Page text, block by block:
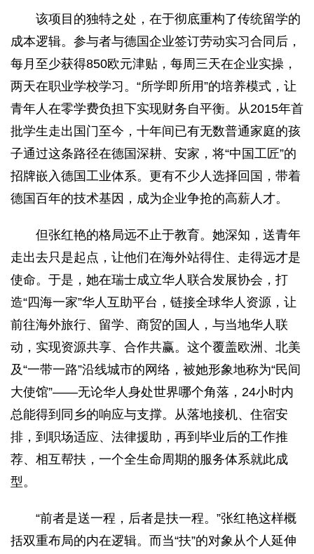
该项目的独特之处，在于彻底重构了传统留学的
成本逻辑。参与者与德国企业签订劳动实习合同后，
每月至少获得850欧元津贴，每周三天在企业实操，
两天在职业学校学习。“所学即所用”的培养模式，让
青年人在零学费负担下实现财务自平衡。从2015年首
批学生走出国门至今，十年间已有无数普通家庭的孩
子通过这条路径在德国深耕、安家，将“中国工匠”的
招牌嵌入德国工业体系。更有不少人选择回国，带着
德国百年的技术基因，成为企业争抢的高薪人才。
但张红艳的格局远不止于教育。她深知，送青年
走出去只是起点，让他们在海外站得住、走得远才是
使命。于是，她在瑞士成立华人联合发展协会，打
造“四海一家”华人互助平台，链接全球华人资源，让
前往海外旅行、留学、商贸的国人，与当地华人联
动，实现资源共享、合作共赢。这个覆盖欧洲、北美
及“一带一路”沿线城市的网络，被她形象地称为“民间
大使馆”——无论华人身处世界哪个角落，24小时内
总能得到同乡的响应与支撑。从落地接机、住宿安
排，到职场适应、法律援助，再到毕业后的工作推
荐、相互帮扶，一个全生命周期的服务体系就此成
型。
“前者是送一程，后者是扶一程。”张红艳这样概
括双重布局的内在逻辑。而当“扶”的对象从个人延伸